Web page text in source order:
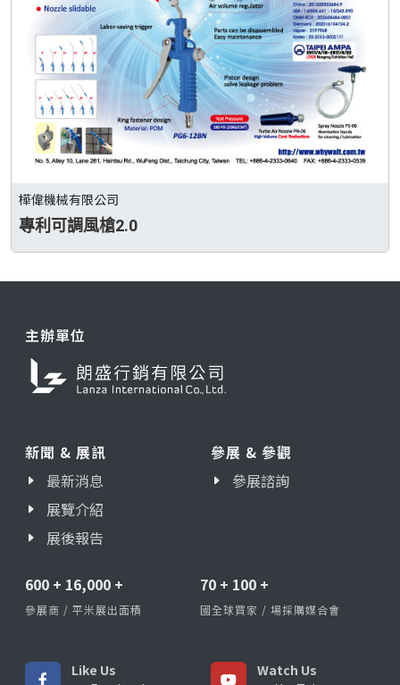
樺偉機械有限公司
專利可調風槍2.0
主辦單位
新聞 & 展訊
最新消息
展覽介紹
展後報告
參展 & 參觀
參展諮詢
600 + 16,000 +
參展商 / 平米展出面積
70 + 100 +
國全球買家 / 場採購媒合會
Like Us
Watch Us